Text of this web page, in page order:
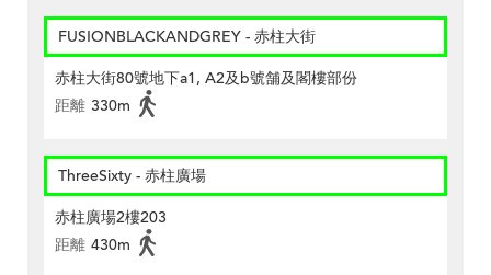
FUSIONBLACKANDGREY - 赤柱大街
赤柱大街80號地下a1, A2及b號舗及閣樓部份
距離 330m
ThreeSixty - 赤柱廣場
赤柱廣場2樓203
距離 430m